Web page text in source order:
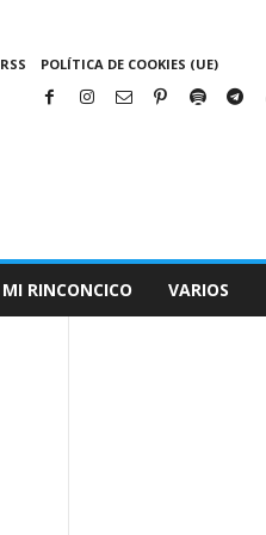
RSS POLÍTICA DE COOKIES (UE)
MI RINCONCICO VARIOS